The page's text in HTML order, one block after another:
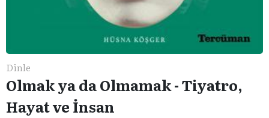
Dinle
Olmak ya da Olmamak - Tiyatro,
Hayat ve İnsan